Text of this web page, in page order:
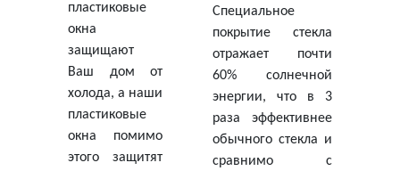
пластиковые
окна
защищают
Ваш дом от
холода, а наши
пластиковые
окна помимо
этого защитят
Специальное
покрытие стекла
отражает почти
60% солнечной
энергии, что в 3
раза эффективнее
обычного стекла и
сравнимо с